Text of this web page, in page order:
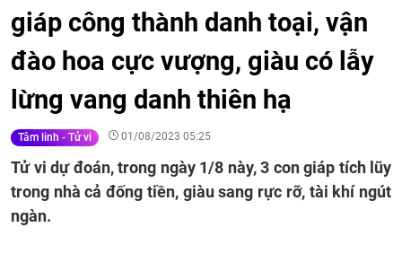
giáp công thành danh toại, vận
đào hoa cực vượng, giàu có lẫy
lừng vang danh thiên hạ
Tâm linh - Tử vi 01/08/2023 05:25
Tử vi dự đoán, trong ngày 1/8 này, 3 con giáp tích lũy
trong nhà cả đống tiền, giàu sang rực rỡ, tài khí ngút
ngàn.